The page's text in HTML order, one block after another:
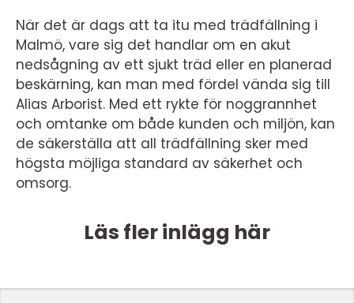
När det är dags att ta itu med trädfällning i
Malmö, vare sig det handlar om en akut
nedsågning av ett sjukt träd eller en planerad
beskärning, kan man med fördel vända sig till
Alias Arborist. Med ett rykte för noggrannhet
och omtanke om både kunden och miljön, kan
de säkerställa att all trädfällning sker med
högsta möjliga standard av säkerhet och
omsorg.
Läs fler inlägg här